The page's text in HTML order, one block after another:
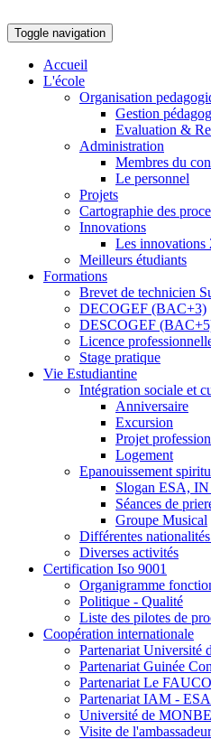
Toggle navigation
Accueil
L'école
Organisation
Gestion
Evaluation &
Administration
Membres du
Le personnel
Projets
Cartographie des
Innovations
Les innovations
Meilleurs étudiants
Formations
Brevet de technicien
DECOGEF (BAC+3)
DESCOGEF
Licence
Stage pratique
Vie Estudiantine
Intégration sociale et
Anniversaire
Excursion
Projet
Logement
Epanouissement
Slogan ESA,
Séances de
Groupe Musical
Différentes
Diverses activités
Certification Iso 9001
Organigramme
Politique - Qualité
Liste des pilotes de
Coopération internationale
Partenariat
Partenariat Guinée
Partenariat Le
Partenariat IAM - ESA
Université de
Visite de